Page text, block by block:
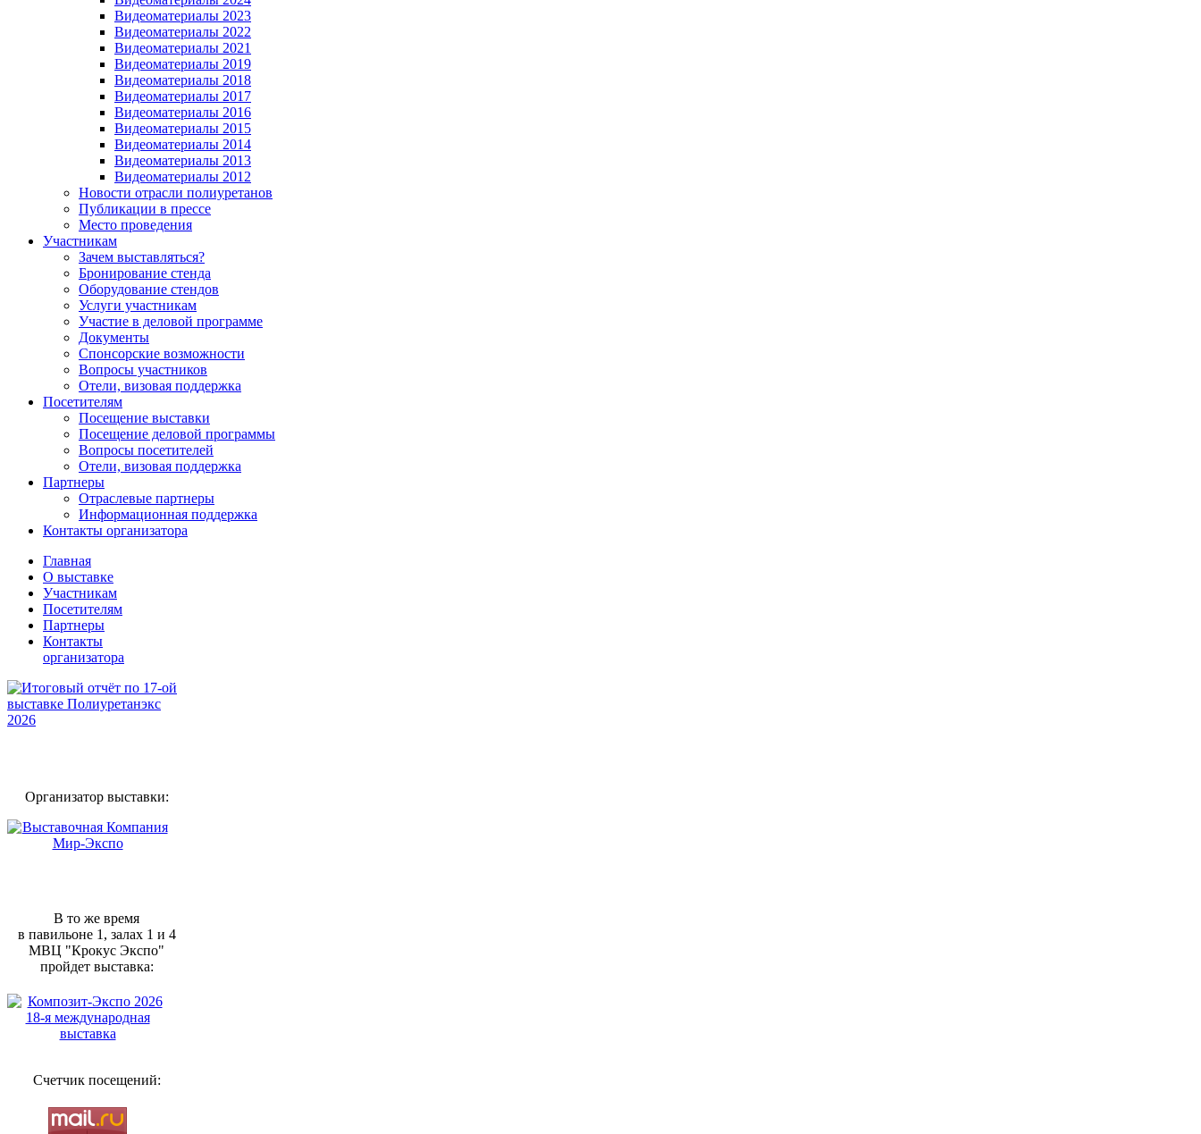
Видеоматериалы 2023
Видеоматериалы 2022
Видеоматериалы 2021
Видеоматериалы 2019
Видеоматериалы 2018
Видеоматериалы 2017
Видеоматериалы 2016
Видеоматериалы 2015
Видеоматериалы 2014
Видеоматериалы 2013
Видеоматериалы 2012
Новости отрасли полиуретанов
Публикации в прессе
Место проведения
Участникам
Зачем выставляться?
Бронирование стенда
Оборудование стендов
Услуги участникам
Участие в деловой программе
Документы
Спонсорские возможности
Вопросы участников
Отели, визовая поддержка
Посетителям
Посещение выставки
Посещение деловой программы
Вопросы посетителей
Отели, визовая поддержка
Партнеры
Отраслевые партнеры
Информационная поддержка
Контакты организатора
Главная
О выставке
Участникам
Посетителям
Партнеры
Контакты
организатора
Организатор выставки:
В то же время
в павильоне 1, залах 1 и 4
МВЦ "Крокус Экспо"
пройдет выставка:
Счетчик посещений: